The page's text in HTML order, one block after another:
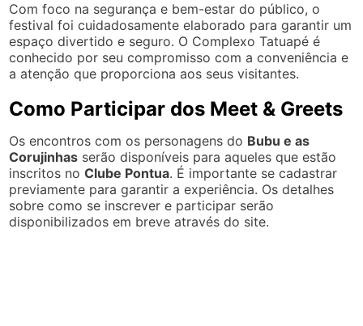
Com foco na segurança e bem-estar do público, o
festival foi cuidadosamente elaborado para garantir um
espaço divertido e seguro. O Complexo Tatuapé é
conhecido por seu compromisso com a conveniência e
a atenção que proporciona aos seus visitantes.
Como Participar dos Meet & Greets
Os encontros com os personagens do Bubu e as
Corujinhas serão disponíveis para aqueles que estão
inscritos noClube Pontua. É importante se cadastrar
previamente para garantir a experiência. Os detalhes
sobre como se inscrever e participar serão
disponibilizados em breve através do site.